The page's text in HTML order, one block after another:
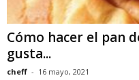
Cómo hacer el pan
gusta...
cheff - 16 mayo, 2021